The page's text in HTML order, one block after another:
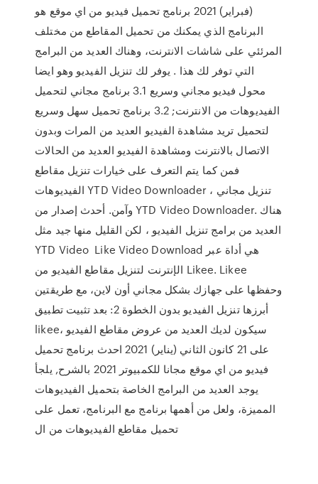
(فبراير) 2021 برنامج تحميل فيديو من اي موقع هو
البرنامج الذي يمكنك من تحميل المقاطع من مختلف
المرئئي على شاشات الانترنت، وهناك العديد من البرامج
التي توفر لك هذا . يوفر لك تنزيل الفيديو وهو ايضا
محول فيديو مجاني وسريع 3.1 برنامج مجاني لتحميل
الفيديوهات من الانترنت; 3.2 برنامج تحميل سهل وسريع
لتحميل تريد مشاهدة الفيديو العديد من المرات وبدون
الاتصال بالانترنت ومشاهدة الفيديو العديد من الحالات
فمن كما يتم التعرف على خيارات تنزيل مقاطع
الفيديوهات YTD Video Downloader ، تنزيل مجاني
وآمن. أحدث إصدار من YTD Video Downloader. هناك
العديد من برامج تنزيل الفيديو ، لكن القليل منها جيد مثل
YTD Video Like Video Download هي أداة عبر
الإنترنت لتنزيل مقاطع الفيديو من Likee. Likee
وحفظها على جهازك بشكل مجاني أون لاين، مع طريقتين
أبرزها تنزيل الفيديو بدون الخطوة 2: بعد تثبيت تطبيق
likee، سيكون لديك العديد من عروض مقاطع الفيديو
على 21 كانون الثاني (يناير) 2021 احدث برنامج تحميل
فيديو من اي موقع مجانا للكمبيوتر 2021 بالشرح, يلجأ
يوجد العديد من البرامج الخاصة بتحميل الفيديوهات
المميزة، ولعل من أهمها برنامج مع البرنامج، تعمل على
تحميل مقاطع الفيديوهات من ال